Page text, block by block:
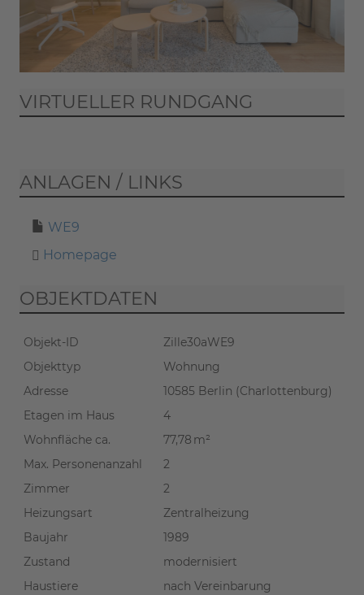
VIRTUELLER RUNDGANG
Wenn Sie den virtuellen
Rundgang starten, übertragen Sie
ANLAGEN / LINKS
WE9
Homepage
OBJEKTDATEN
Objekt-ID
Zille30aWE9
Objekttyp
Wohnung
Adresse
10585 Berlin (Charlottenburg)
Etagen im Haus
4
Wohnfläche ca.
77,78 m²
Max. Personenanzahl
2
Zimmer
2
Heizungsart
Zentralheizung
Baujahr
1989
Zustand
modernisiert
Haustiere
nach Vereinbarung